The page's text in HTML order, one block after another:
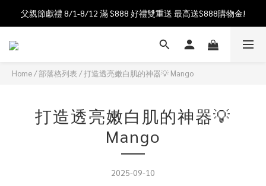
加入會員送$100購物金  加入LINE社群享優惠價
父親節獻禮 8/1-8/12 滿 $888 好禮雙重送 最高送$888購物金!
加入會員送$100購物金  加入LINE社群享優惠價
Home/部落格列表 /打造透亮嫩白肌的神器💡 Mango
打造透亮嫩白肌的神器💡
Mango
2025-09-10